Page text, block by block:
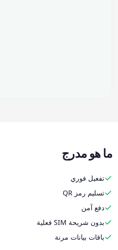
ما هو مدرج
تفعيل فوري
تسليم رمز QR
دفع آمن
بدون شريحة SIM فعلية
باقات بيانات مرنة